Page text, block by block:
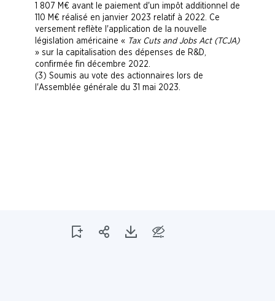
1 807 M€ avant le paiement d'un impôt additionnel de
110 M€ réalisé en janvier 2023 relatif à 2022. Ce
versement reflète l'application de la nouvelle
législation américaine « TaxCuts and Jobs Act (TCJA)
»sur la capitalisation des dépenses de R&D,
confirmée fin décembre 2022.
Soumis au vote des actionnaires lors de
l'Assemblée générale du 31 mai 2023.